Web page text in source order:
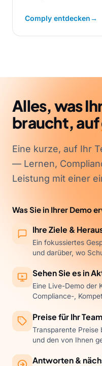
Comply entdecken→
Alles, was
braucht, auf
Eine kurze, auf Ihr
— Lernen,
Leistung mit einer
Was Sie in Ihrer Demo
Ihre Ziele &
Ein fokussiertes
und darüber, wo
Sehen Sie es in
Eine Live-Demo der
Compliance-,
Preise für Ihr Team
Transparente Preise
und den von Ihnen
Antworten &